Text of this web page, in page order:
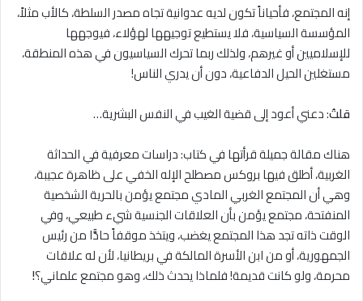
إنه المجتمع، فأحياناً تكون لديه عدوانية تجاه مصدر السلطة، كالأب مثلاً،
المؤسسة السياسية، فلا يستطيع توجيهها لهؤلاء، فيوجهها
للإسلاميين أو غيرهم، ولذلك ربما تحرك السياسيون في هذه المنطقة،
مستغلين الحيل الدفاعية، دون أن يدري الناس!
قلتُ: دعني أعود إلى قضية الغيب في النفس البشرية…
هناك مقالة جميلة قرأتها في كتاب: دراسات معرفية في الحداثة
الغربية، أطلق فيها بروكس مصطلح الإله الخفي على ظاهرة عجيبة،
وهي أن المجتمع الغربي المادي مجتمع يؤمن بالحرية الشخصية
المنفتحة، مجتمع يؤمن بأن العلاقات الجنسية شيء طبيعي، وفي
الوقت ذاته تجد هذا المجتمع يغضب، ويتخذ موقفاً حادًّا من رئيس
الجمهورية، أو من ابن الأسرة المالكة في بريطانيا، لأن له علاقات
محرمة، ولو كانت قديمة! فلماذا يحدث ذلك، وهو مجتمع علماني؟!